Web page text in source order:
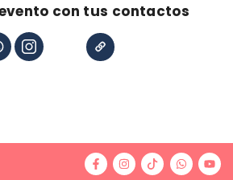
con tus contactos